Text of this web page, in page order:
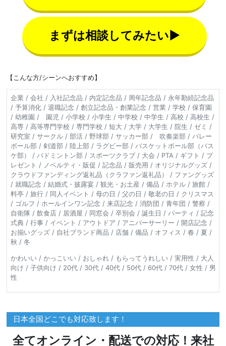
まずは相談してみたい▶
【こんな方/シーンへおすすめ】
企業 / 会社 / 入社記念品 / 内定記念品 / 周年記念品 / 永年勤続記念品
/ 予算消化 / 退職記念 / 創立記念品・創業記念 / 営業 / 学校 / 保育園
/ 幼稚園 / 園児 / 小学校 / 小学生 / 中学校 / 中学生 / 高校 / 高校生 /
高専 / 高等専門学校 / 専門学校 / 短大 / 大学 / 大学生 / 院生 / ゼミ /
研究室 / サークル / 部活 / 野球部 / サッカー部 / 吹奏楽部 / バレー
ボール部 / 剣道部 / 陸上部 / ラグビー部 / バスケットボール部（バス
ケ部） / バドミントン部 / スポーツクラブ / 大会 / PTA / ギフト / プ
レゼント / ノベルティ・販促 / 記念品 / 販売用 / オリジナルグッズ /
クラウドファンディング返礼品（クラファン返礼品） / ファングッズ
/ 就職記念 / 結婚式・披露宴 / 観光・お土産 / 備品 / ホテル / 旅館 /
料亭 / 旅行 / 同人イベント / 母の日 / 父の日 / 敬老の日 / クリスマス
/ ゴルフ / ホールインワン記念 / 来店記念 / 消防団 / 青年団 / 警察 /
自衛隊 / 飲食店 / 居酒屋 / 同窓会 / 卒別会 / 誕生日 / パーティ / 記念
式典 / 行事 / イベント / アウトドア / アニバーサーリー / 開店記念 /
お揃いグッズ / 自社ブランド商品 / 店舗 / 備品 / オフィス / 春 / 夏 /
秋 / 冬
かわいい / かっこいい / おしゃれ / もらってうれしい / 実用性 / 大人
向け / 子供向け / 20代 / 30代 / 40代 / 50代 / 60代 / 70代 / 女性 / 男
性
日本全国どこでも対応致します！
全てオンライン・配送での対応！来社